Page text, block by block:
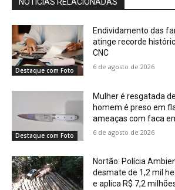
Destaque com Foto
Endividamento das
atinge recorde
CNC
6 de agosto de 2026
Destaque com Foto
Mulher é resgatada
homem é preso em
ameaças com faca
6 de agosto de 2026
Nortão: Polícia
desmate de 1,2 mil
e aplica R$ 7,2